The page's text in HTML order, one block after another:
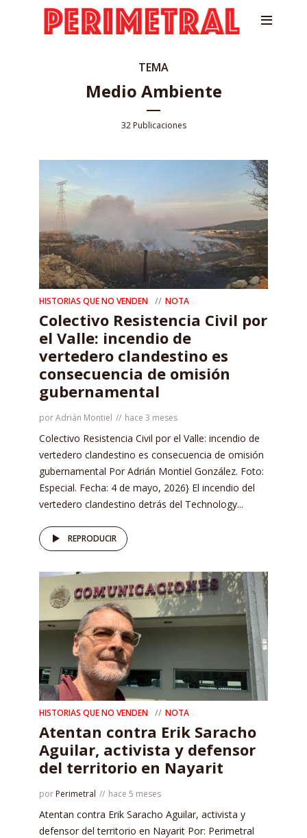
TEMA
Medio Ambiente
32 Publicaciones
HISTORIAS QUE NO VENDEN NOTA
Colectivo Resistencia Civil por
el Valle: incendio de
vertedero clandestino es
consecuencia de omisión
gubernamental
porAdrián Montiel hace 3 meses
Colectivo Resistencia Civil por el Valle: incendio de
vertedero clandestino es consecuencia de omisión
gubernamental Por Adrián Montiel González. Foto:
Especial. Fecha: 4 de mayo, 2026} El incendio del
vertedero clandestino detrás del Technology...
REPRODUCIR
HISTORIAS QUE NO VENDEN NOTA
Atentan contra Erik Saracho
Aguilar, activista y defensor
del territorio en Nayarit
por Perimetral hace 5 meses
Atentan contra Erik Saracho Aguilar, activista y
defensor del territorio en Nayarit Por: Perimetral